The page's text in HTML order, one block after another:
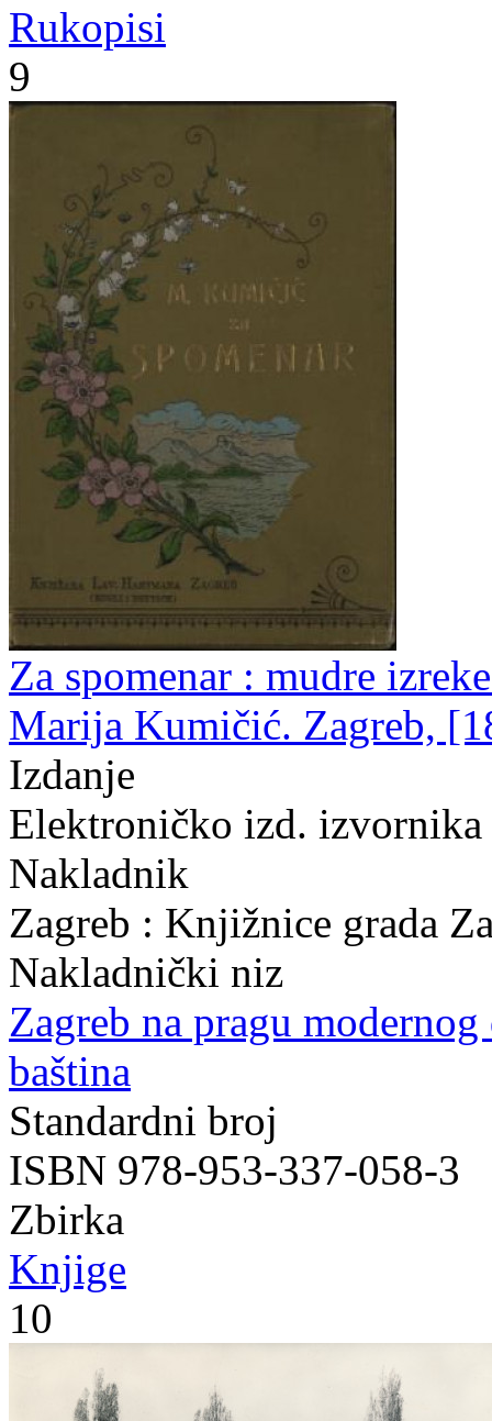
Rukopisi
9
Za spomenar : mudre
Marija Kumičić. Zagreb,
Izdanje
Elektroničko izd.
Nakladnik
Zagreb : Knjižnice grada
Nakladnički niz
Zagreb na pragu modernog
baština
Standardni broj
ISBN 978-953-337-058-3
Zbirka
Knjige
10